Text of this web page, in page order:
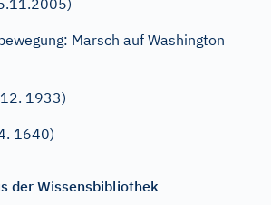
Marsch auf Washington
1933)
1640)
der Wissensbibliothek